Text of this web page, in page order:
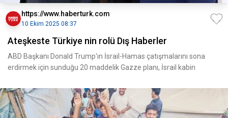
https://www.haberturk.com
10 Ekim 2025 08:37
Ateşkeste Türkiye nin rolü Dış Haberler
ABD Başkanı Donald Trump'ın İsrail-Hamas çatışmalarını sona
erdirmek için sunduğu 20 maddelik Gazze planı, İsrail kabin